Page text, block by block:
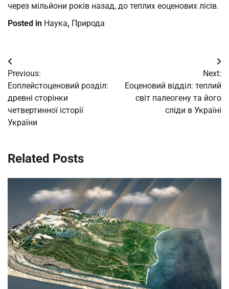
через мільйони років назад, до теплих еоценових лісів.
Posted in Наука, Природа
Post
navigation
Previous:
Еоплейстоценовий розділ:
древні сторінки
четвертинної історії
України
Next:
Еоценовий відділ: теплий
світ палеогену та його
сліди в Україні
Related Posts